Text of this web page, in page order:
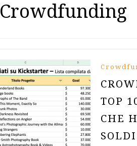
Crowdfunding
TOP
CHE